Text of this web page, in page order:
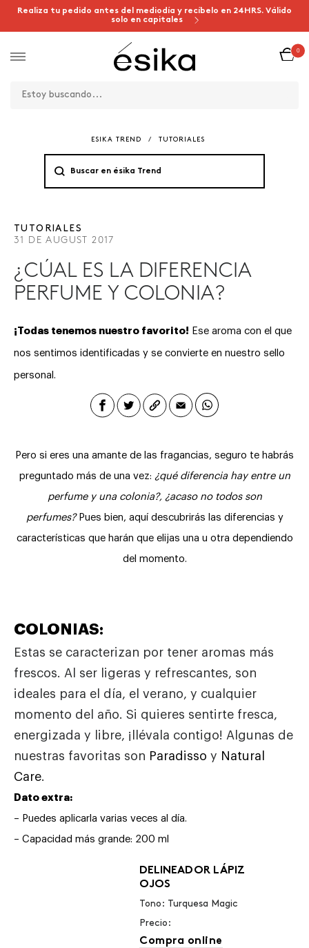
Realiza tu pedido antes del mediodía y recíbelo en 24HRS. Válido
solo en capitales
0
ESIKA TREND / TUTORIALES
TUTORIALES
31 DE AUGUST 2017
¿CÚAL ES LA DIFERENCIA
PERFUME Y COLONIA?
¡Todas tenemos nuestro favorito! Ese aroma con el que
nos sentimos identificadas y se convierte en nuestro sello
personal.
Pero si eres una amante de las fragancias, seguro te habrás
preguntado más de una vez: ¿qué diferencia hay entre un
perfume y una colonia?, ¿acaso no todos son
perfumes?Pues bien, aquí descubrirás las diferencias y
características que harán que elijas una u otra dependiendo
del momento.
COLONIAS:
Estas se caracterizan por tener aromas más
frescos. Al ser ligeras y refrescantes, son
ideales para el día, el verano, y cualquier
momento del año. Si quieres sentirte fresca,
energizada y libre, ¡llévala contigo! Algunas de
nuestras favoritas son Paradisso y Natural
Care.
Dato extra:
– Puedes aplicarla varias veces al día.
– Capacidad más grande: 200 ml
DELINEADOR LÁPIZ
OJOS
Tono: Turquesa Magic
Precio:
Compra online